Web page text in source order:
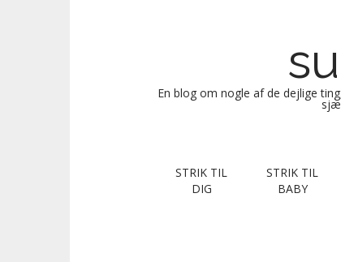
En blog om nogle af de dejlige
STRIK TIL
DIG
STRIK TIL
BABY